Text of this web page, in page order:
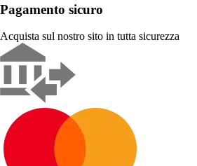
Pagamento sicuro
Acquista sul nostro sito in tutta sicurezza